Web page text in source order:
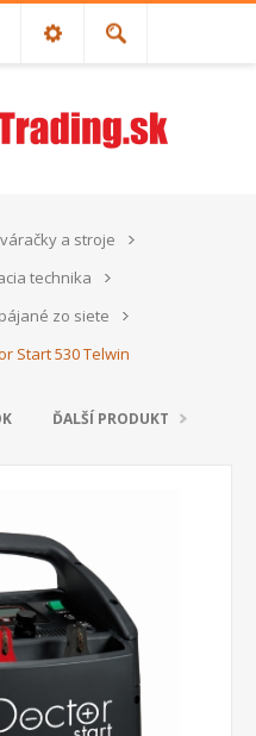
a stroje
technika
zo siete
Start 530 Telwin
ĎALŠÍ PRODUKT